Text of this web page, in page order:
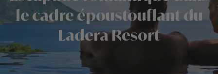
le cadre époustouflant du
Ladera Resort